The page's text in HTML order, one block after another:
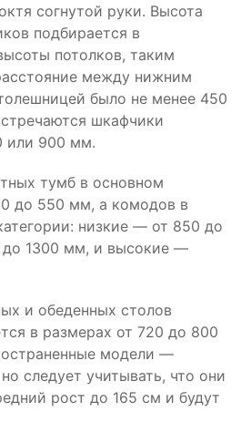
согнутой руки. Высота
подбирается в
потолков, таким
между нижним
было не менее 450
шкафчики
или 900 мм.
тумб в основном
до 550 мм, а комодов в
низкие — от 850 до
до 1300 мм, и высокие —
и обеденных столов
в размерах от 720 до 800
модели —
следует учитывать, что они
рост до 165 см и будут